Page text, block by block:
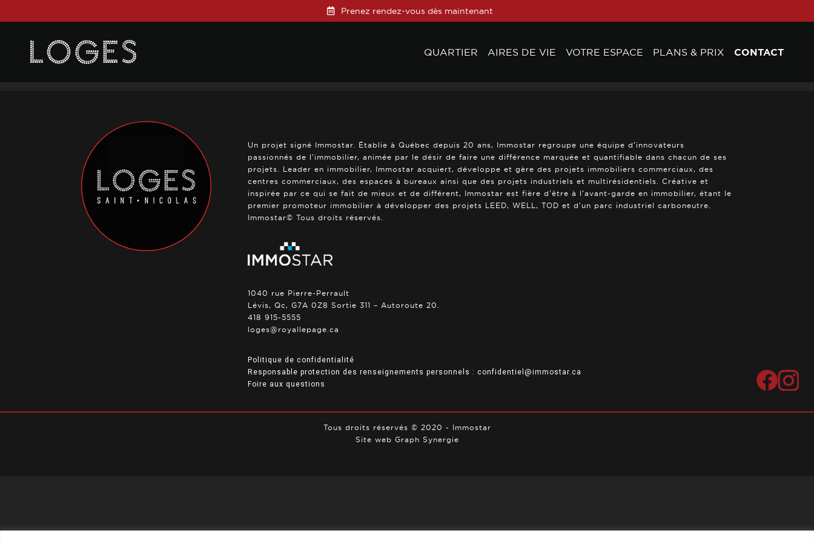
Prenez rendez-vous dès maintenant
QUARTIER AIRES DE VIE VOTRE ESPACE PLANS & PRIX CONTACT
23 janvier 2025 0 Comments
Un projet signé Immostar. Établie à Québec depuis 20 ans, Immostar regroupe une équipe d’innovateurs
passionnés de l’immobilier, animée par le désir de faire une différence marquée et quantifiable dans chacun de ses
projets. Leader en immobilier, Immostar acquiert, développe et gère des projets immobiliers commerciaux, des
centres commerciaux, des espaces à bureaux ainsi que des projets industriels et multirésidentiels. Créative et
inspirée par ce qui se fait de mieux et de différent, Immostar est fière d’être à l’avant-garde en immobilier, étant le
premier promoteur immobilier à développer des projets LEED, WELL, TOD et d’un parc industriel carboneutre.
Immostar© Tous droits réservés.
1040 rue Pierre-Perrault
Lévis, Qc, G7A 0Z8 Sortie 311 – Autoroute 20.
418 915-5555
loges@royallepage.ca
Politique de confidentialité
Responsable protection des renseignements personnels :confidentiel@immostar.ca
Foire aux questions
Tous droits réservés © 2020 - Immostar
Site web Graph Synergie